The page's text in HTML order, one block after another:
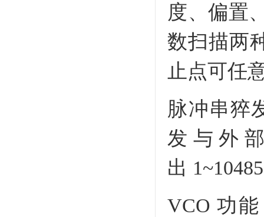
度、偏置
数扫描两
止点可任
脉冲串猝
发与外
出
VCO 功